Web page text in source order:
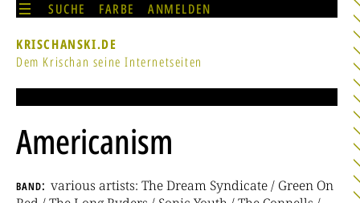
SUCHE FARBE ANMELDEN
KRISCHANSKI.DE
Dem Krischan seine Internetseiten
Americanism
band various artists: The Dream Syndicate / Green On